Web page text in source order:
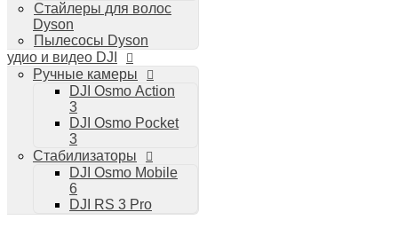
Стайлеры для волос
Dyson
Пылесосы Dyson
и видео DJI
Ручные камеры
DJI Osmo Action
3
DJI Osmo Pocket
3
Стабилизаторы
DJI Osmo Mobile
6
DJI RS 3 Pro